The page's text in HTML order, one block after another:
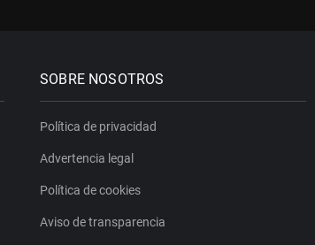
SOBRE NOSOTROS
Política de privacidad
Advertencia legal
Política de cookies
Aviso de transparencia